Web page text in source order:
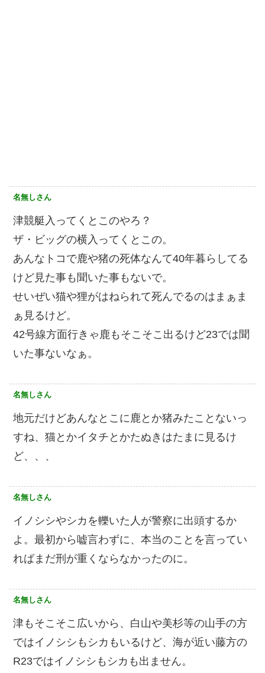
名無しさん
津競艇入ってくとこのやろ？
ザ・ビッグの横入ってくとこの。
あんなトコで鹿や猪の死体なんて40年暮らしてる
けど見た事も聞いた事もないで。
せいぜい猫や狸がはねられて死んでるのはまぁま
ぁ見るけど。
42号線方面行きゃ鹿もそこそこ出るけど23では聞
いた事ないなぁ。
名無しさん
地元だけどあんなとこに鹿とか猪みたことないっ
すね、猫とかイタチとかたぬきはたまに見るけ
ど、、、
名無しさん
イノシシやシカを轢いた人が警察に出頭するか
よ。最初から嘘言わずに、本当のことを言ってい
ればまだ刑が重くならなかったのに。
名無しさん
津もそこそこ広いから、白山や美杉等の山手の方
ではイノシシもシカもいるけど、海が近い藤方の
R23ではイノシシもシカも出ません。